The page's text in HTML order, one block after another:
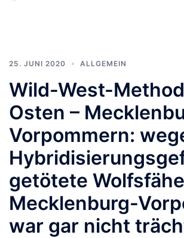
25. JUNI 2020 ALLGEMEIN
Wild-West-
Osten –
Vorpommern:
getötete
Mecklenburg-
war gar nicht